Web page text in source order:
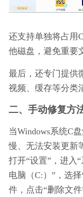
还支持单独将占用
他磁盘，避免重要
最后，还专门提供
视频、缓存等分类
二、手动修复方
当Windows系统C
慢、无法安装更新
打开“设置”，进入
电脑（C:）”，选
件，点击“删除文